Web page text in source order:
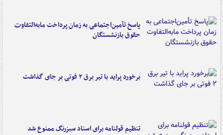
پاسخ تأمین‌اجتماعی به زمان پرداخت مابه‌التفاوت
حقوق بازنشستگان
برخورد پراید با تیر برق ۲ فوتی بر جای گذاشت
تنظیم قولنامه برای اسناد سبزرنگ ممنوع شد